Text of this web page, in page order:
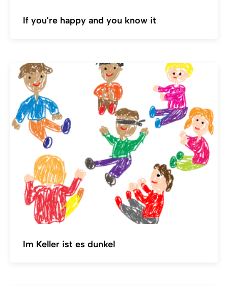
If you're happy and you know it
Im Keller ist es dunkel